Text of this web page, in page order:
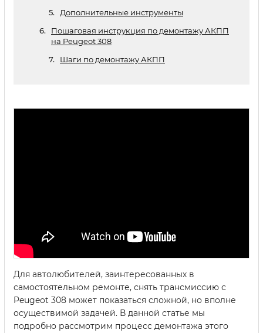
Дополнительные инструменты
Пошаговая инструкция по демонтажу АКПП
на Peugeot 308
Шаги по демонтажу АКПП
Для автолюбителей, заинтересованных в
самостоятельном ремонте, снять трансмиссию с
Peugeot 308 может показаться сложной, но вполне
осуществимой задачей. В данной статье мы
подробно рассмотрим процесс демонтажа этого